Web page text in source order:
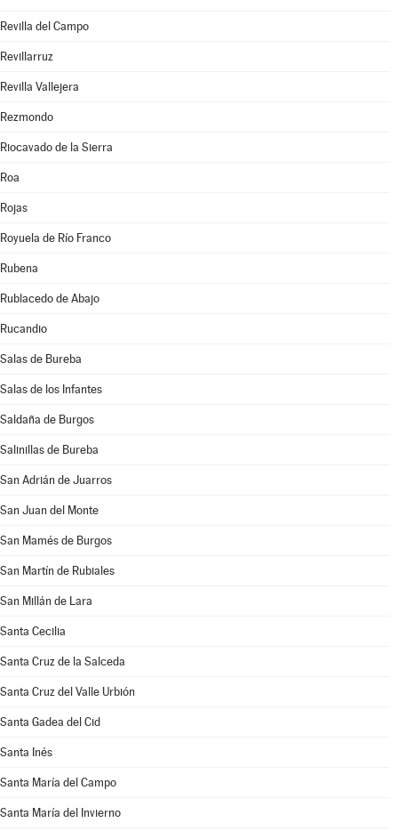
Revilla del Campo
Revillarruz
Revilla Vallejera
Rezmondo
Riocavado de la Sierra
Roa
Rojas
Royuela de Río Franco
Rubena
Rublacedo de Abajo
Rucandio
Salas de Bureba
Salas de los Infantes
Saldaña de Burgos
Salinillas de Bureba
San Adrián de Juarros
San Juan del Monte
San Mamés de Burgos
San Martín de Rubiales
San Millán de Lara
Santa Cecilia
Santa Cruz de la Salceda
Santa Cruz del Valle Urbión
Santa Gadea del Cid
Santa Inés
Santa María del Campo
Santa María del Invierno